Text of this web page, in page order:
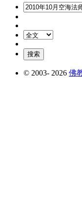
© 2003- 2026 佛